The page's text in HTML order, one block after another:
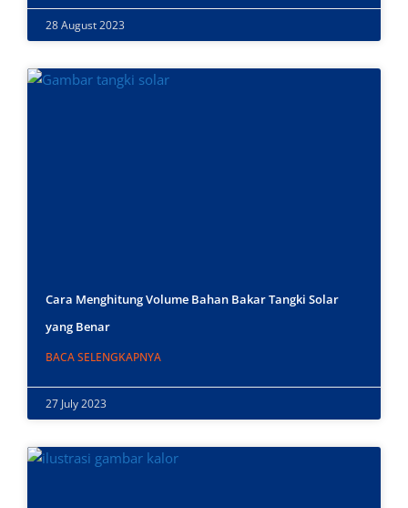
28 August 2023
Cara Menghitung Volume Bahan Bakar Tangki Solar
yang Benar
BACA SELENGKAPNYA
27 July 2023